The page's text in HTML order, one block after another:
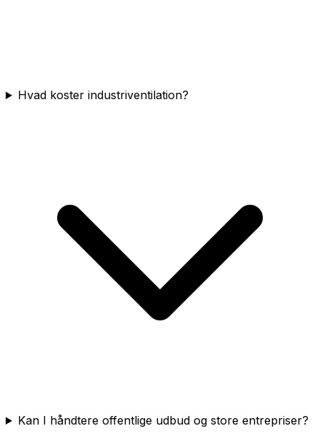
Hvad koster industriventilation?
Kan I håndtere offentlige udbud og store entrepriser?